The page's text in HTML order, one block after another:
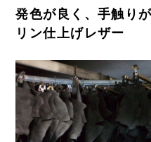
発色が良く、手触り
リン仕上げレザー